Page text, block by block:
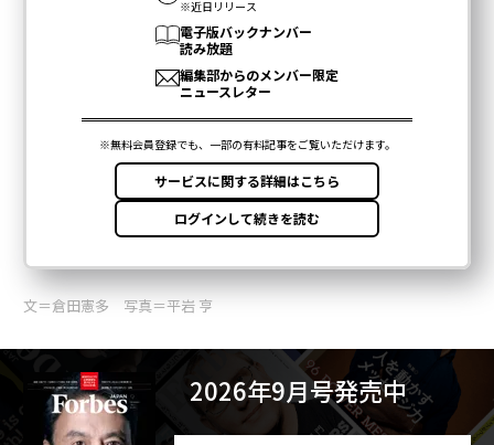
文＝倉田憲多 写真＝平岩 亨
2026年9月号発売中